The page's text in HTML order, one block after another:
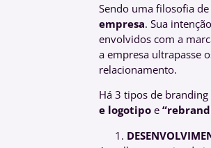
Sendo uma filosofia
empresa. Sua
envolvidos com a
a empresa ultrapasse
relacionamento.
Há 3 tipos de
e logotipo e